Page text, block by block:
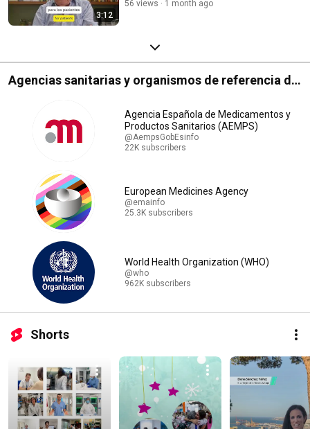
3:12
Núm 3
56 views 1 month ago
Agencias sanitarias y organismos de referencia de
Agencia Española de Medicamentos y
Productos Sanitarios (AEMPS)
@AempsGobEsinfo
22K subscribers
European Medicines Agency
@emainfo
25.3K subscribers
World Health Organization (WHO)
@who
962K subscribers
Shorts